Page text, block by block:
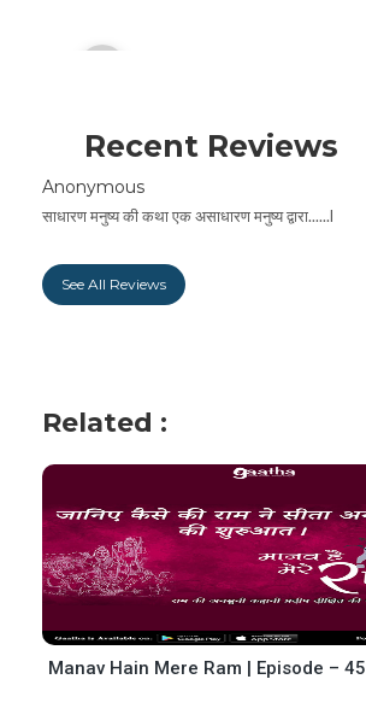
Player
Recent Reviews
Anonymous
साधारण मनुष्य की कथा एक असाधारण मनुष्य द्वारा......l
See All Reviews
Related :
Manav Hain Mere Ram | Episode – 45